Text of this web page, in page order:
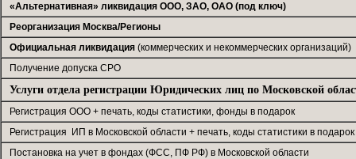
«Альтернативная» ликвидация ООО, ЗАО, ОАО (под ключ)
Реорганизация Москва/Регионы
Официальная ликвидация (коммерческих и некоммерческих организаций)
Получение допуска СРО
Услуги отдела регистрации Юридических лиц по Московской
Регистрация ООО + печать, коды статистики, фонды в подарок
Регистрация ИП в Московской области + печать, коды статистики в подарок
Постановка на учет в фондах (ФСС, ПФ РФ) в Московской области